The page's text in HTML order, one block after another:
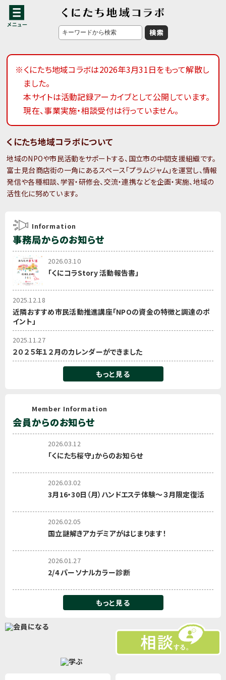
※くにたち地域コラボは2026年3月31日をもって解散し
ました。
本サイトは活動記録アーカイブとして公開しています。
現在、事業実施・相談受付は行っていません。
くにたち地域コラボについて
地域のNPOや市民活動をサポートする、国立市の中間支援組織です。
富士見台商店街の一角にあるスペース「プラムジャム」を運営し、情報
発信や各種相談、学習・研修会、交流・連携などを企画・実施、地域の
活性化に努めています。
Information
事務局からのお知らせ
2026.03.10
「くにコラStory 活動報告書」
2025.12.18
近隣おすすめ市民活動推進講座「NPOの資金の特徴と調達のポ
イント」
2025.11.27
２０２５年１２月のカレンダーができました
もっと見る
Member Information
会員からのお知らせ
2026.03.12
「くにたち桜守」からのお知らせ
2026.03.02
3月16・30日（月）ハンドエステ体験～３月限定復活
2026.02.05
国立謎解きアカデミアがはじまります！
2026.01.27
2/4 パーソナルカラー診断
もっと見る